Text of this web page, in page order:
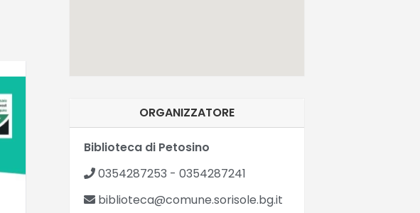
ORGANIZZATORE
Biblioteca di Petosino
0354287253 - 0354287241
biblioteca@comune.sorisole.bg.it